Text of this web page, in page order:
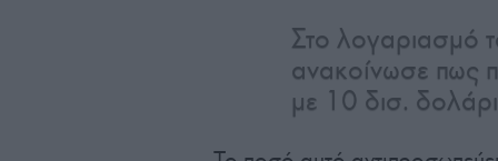
Στο λογαριασμό
ανακοίνωσε πως
με 10 δισ.